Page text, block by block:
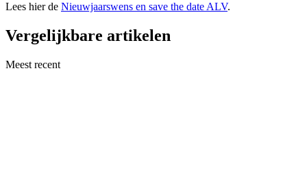
Lees hier de Nieuwjaarswens en save the date ALV.
Vergelijkbare artikelen
Meest recent